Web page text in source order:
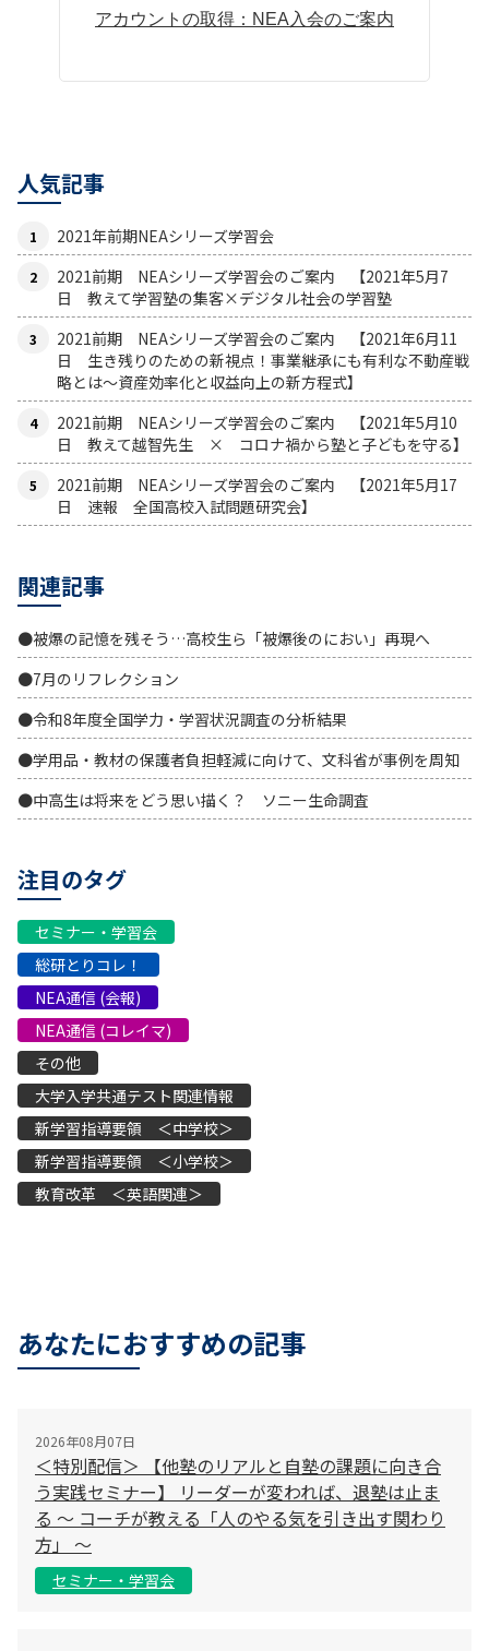
アカウントの取得：NEA入会のご案内
人気記事
2021年前期NEAシリーズ学習会
2021前期 NEAシリーズ学習会のご案内 【2021年5月7
日 教えて学習塾の集客×デジタル社会の学習塾
2021前期 NEAシリーズ学習会のご案内 【2021年6月11
日 生き残りのための新視点！事業継承にも有利な不動産戦
略とは〜資産効率化と収益向上の新方程式】
2021前期 NEAシリーズ学習会のご案内 【2021年5月10
日 教えて越智先生 × コロナ禍から塾と子どもを守る】
2021前期 NEAシリーズ学習会のご案内 【2021年5月17
日 速報 全国高校入試問題研究会】
関連記事
●被爆の記憶を残そう…高校生ら「被爆後のにおい」再現へ
●7月のリフレクション
●令和8年度全国学力・学習状況調査の分析結果
●学用品・教材の保護者負担軽減に向けて、文科省が事例を周知
●中高生は将来をどう思い描く？ ソニー生命調査
注目のタグ
セミナー・学習会
総研とりコレ！
NEA通信 (会報)
NEA通信 (コレイマ)
その他
大学入学共通テスト関連情報
新学習指導要領 ＜中学校＞
新学習指導要領 ＜小学校＞
教育改革 ＜英語関連＞
あなたにおすすめの記事
2026年08月07日
＜特別配信＞ 【他塾のリアルと自塾の課題に向き合
う実践セミナー】 リーダーが変われば、退塾は止ま
る 〜 コーチが教える「人のやる気を引き出す関わり
方」 〜
セミナー・学習会